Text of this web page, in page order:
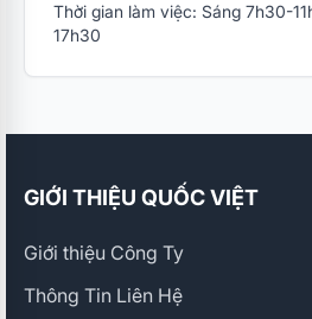
Thời gian làm việc: Sáng 7h30-
17h30
GIỚI THIỆU QUỐC VIỆT
Giới thiệu Công Ty
Thông Tin Liên Hệ